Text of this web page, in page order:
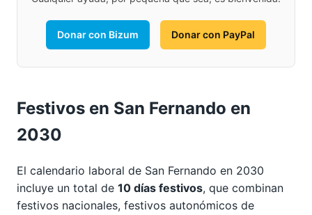
Donar con Bizum Donar con PayPal
Festivos en San Fernando en
2030
El calendario laboral de San Fernando en 2030
incluye un total de 10 días festivos, que combinan
festivos nacionales, festivos autonómicos de